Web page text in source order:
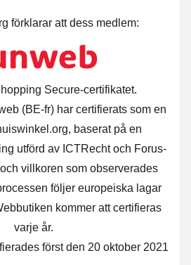
förklarar att dess medlem:
Secure-certifikatet.
(BE-fr) har certifierats som en
baserat på en
utförd av ICTRecht och Forus-
villkoren som observerades
följer europeiska lagar
kommer att certifieras
varje år.
först den 20 oktober 2021